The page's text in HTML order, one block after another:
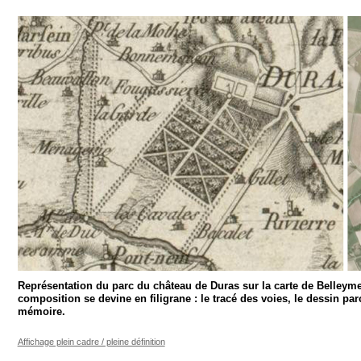
Représentation du parc du château de Duras sur la carte de
composition se devine en filigrane : le tracé des voies, le dessin
mémoire.
Affichage plein cadre / pleine définition